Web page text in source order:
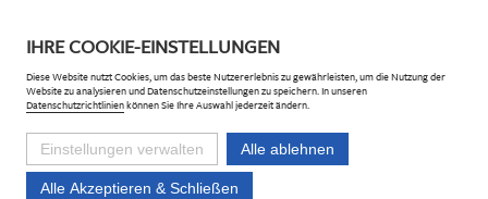
IHRECOOKIE-EINSTELLUNGEN
DieseWebsitenutzt Cookies, um das beste Nutzererlebnis zu gewährleisten, um die Nutzung der
Websitezu analysieren und Datenschutzeinstellungen zu speichern. In unseren
Datenschutzrichtlinienkönnen Sie Ihre Auswahl jederzeit ändern.
Einstellungen verwalten Alle ablehnen
Alle Akzeptieren & Schließen